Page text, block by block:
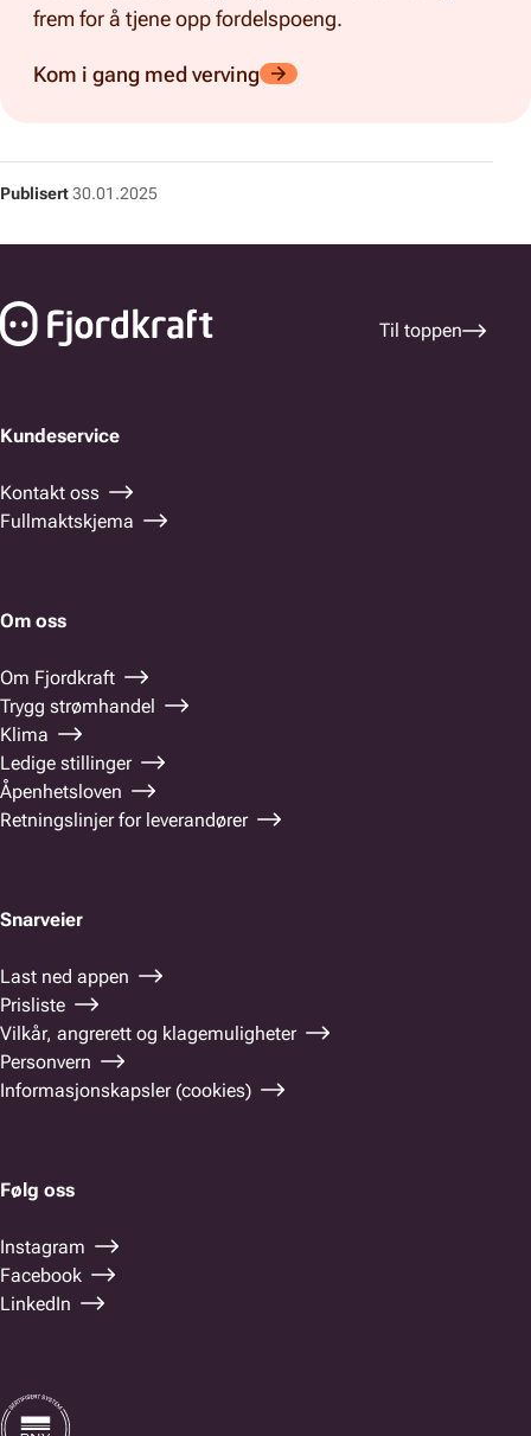
frem for å tjene opp fordelspoeng.
Kom i gang med verving
Publisert30.01.2025
Til toppen
Kundeservice
Kontakt oss
Fullmaktskjema
Om oss
Om Fjordkraft
Trygg strømhandel
Klima
Ledige stillinger
Åpenhetsloven
Retningslinjer for leverandører
Snarveier
Last ned appen
Prisliste
Vilkår, angrerett og klagemuligheter
Personvern
Informasjonskapsler (cookies)
Følg oss
Instagram
Facebook
LinkedIn